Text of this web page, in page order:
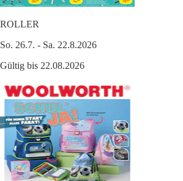
ROLLER
So. 26.7. - Sa. 22.8.2026
Gültig bis 22.08.2026